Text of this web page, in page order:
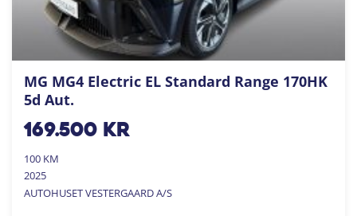
MG MG4 Electric EL Standard Range 170HK
5d Aut.
169.500kr
100 KM
2025
AUTOHUSET VESTERGAARD A/S